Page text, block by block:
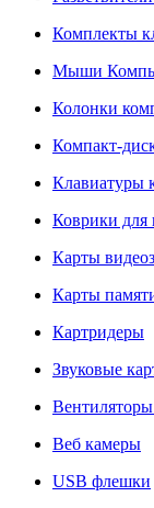
Комплекты
Мыши
Колонки
Компакт-
Клавиатуры
Коврики
Карты
Карты
Картридеры
Звуковые
Веб камеры
USB флешки